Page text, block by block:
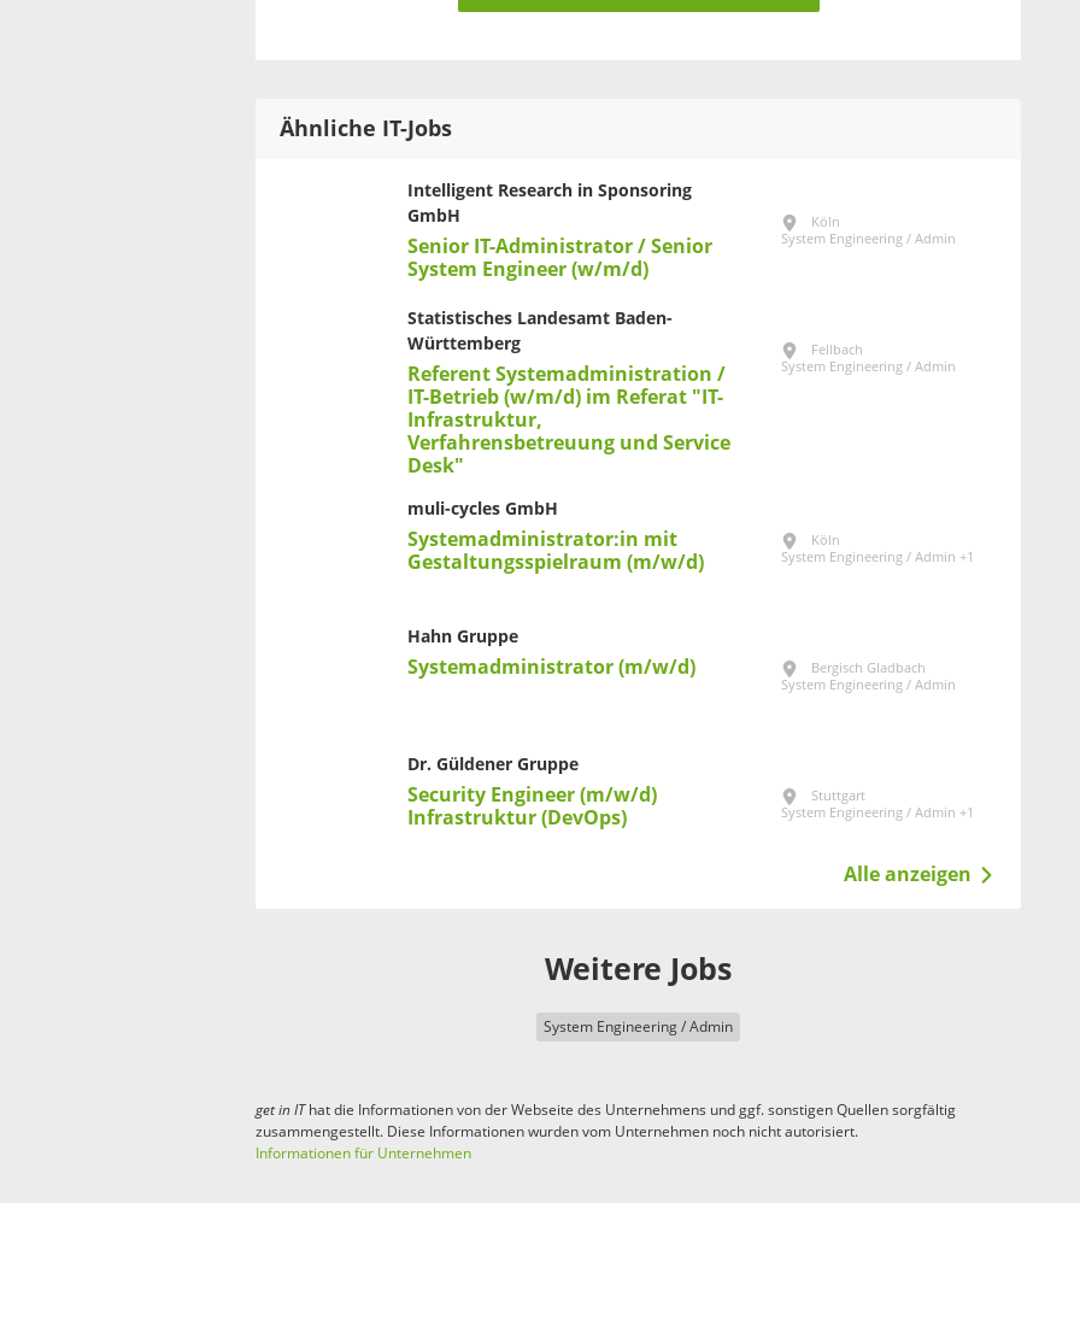
Ähnliche IT-Jobs
Intelligent Research in Sponsoring
GmbH
Senior IT-Administrator / Senior
System Engineer (w/m/d)
Köln
System Engineering / Admin
Statistisches Landesamt Baden-
Württemberg
Referent Systemadministration /
IT-Betrieb (w/m/d) im Referat "IT-
Infrastruktur,
Verfahrensbetreuung und Service
Desk"
Fellbach
System Engineering / Admin
muli-cycles GmbH
Systemadministrator:in mit
Gestaltungsspielraum (m/w/d)
Köln
System Engineering / Admin +1
Hahn Gruppe
Systemadministrator (m/w/d)
Bergisch Gladbach
System Engineering / Admin
Dr. Güldener Gruppe
Security Engineer (m/w/d)
Infrastruktur (DevOps)
Stuttgart
System Engineering / Admin +1
Alle anzeigen
Weitere Jobs
System Engineering / Admin
get in IThat die Informationen von der Webseite des Unternehmens und ggf. sonstigen Quellen sorgfältig
zusammengestellt. Diese Informationen wurden vom Unternehmen noch nicht autorisiert.
Informationen für Unternehmen